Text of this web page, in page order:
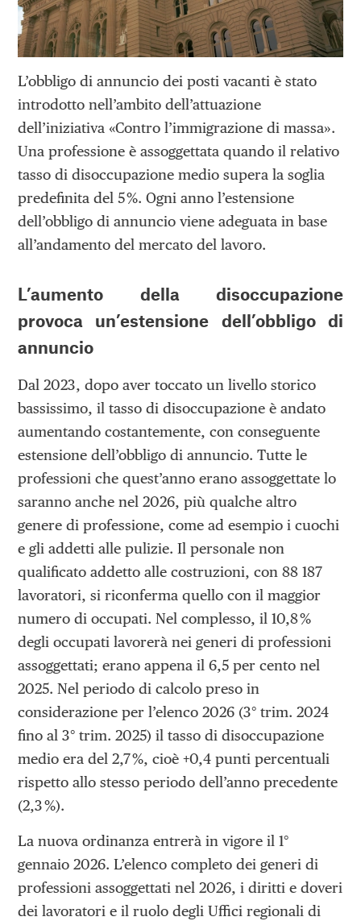
L’obbligo di annuncio dei posti vacanti è stato
introdotto nell’ambito dell’attuazione
dell’iniziativa «Contro l’immigrazione di massa».
Una professione è assoggettata quando il relativo
tasso di disoccupazione medio supera la soglia
predefinita del 5 %. Ogni anno l’estensione
dell’obbligo di annuncio viene adeguata in base
all’andamento del mercato del lavoro.
L’aumento della disoccupazione
provoca un’estensione dell’obbligo di
annuncio
Dal 2023, dopo aver toccato un livello storico
bassissimo, il tasso di disoccupazione è andato
aumentando costantemente, con conseguente
estensione dell’obbligo di annuncio. Tutte le
professioni che quest’anno erano assoggettate lo
saranno anche nel 2026, più qualche altro
genere di professione, come ad esempio i cuochi
e gli addetti alle pulizie. Il personale non
qualificato addetto alle costruzioni, con 88 187
lavoratori, si riconferma quello con il maggior
numero di occupati. Nel complesso, il 10,8 %
degli occupati lavorerà nei generi di professioni
assoggettati; erano appena il 6,5 per cento nel
2025. Nel periodo di calcolo preso in
considerazione per l’elenco 2026 (3° trim. 2024
fino al 3° trim. 2025) il tasso di disoccupazione
medio era del 2,7 %, cioè +0,4 punti percentuali
rispetto allo stesso periodo dell’anno precedente
(2,3 %).
La nuova ordinanza entrerà in vigore il 1°
gennaio 2026. L’elenco completo dei generi di
professioni assoggettati nel 2026, i diritti e doveri
dei lavoratori e il ruolo degli Uffici regionali di